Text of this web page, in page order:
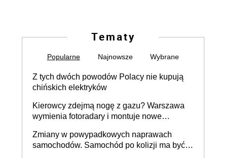
Tematy
Popularne Najnowsze Wybrane
Z tych dwóch powodów Polacy nie kupują
chińskich elektryków
Kierowcy zdejmą nogę z gazu? Warszawa
wymienia fotoradary i montuje nowe
Zmiany w powypadkowych naprawach
samochodów. Samochód po kolizji ma być